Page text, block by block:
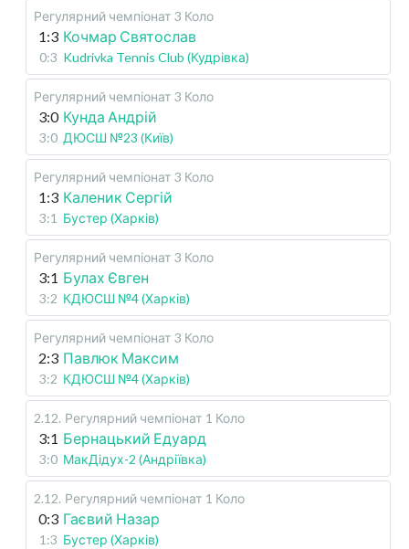
Регулярний чемпіонат 3 Коло
1:3 Кочмар Святослав
0:3 Kudrivka Tennis Club (Кудрівка)
Регулярний чемпіонат 3 Коло
3:0 Кунда Андрій
3:0 ДЮСШ №23 (Київ)
Регулярний чемпіонат 3 Коло
1:3 Каленик Сергій
3:1 Бустер (Харків)
Регулярний чемпіонат 3 Коло
3:1 Булах Євген
3:2 КДЮСШ №4 (Харків)
Регулярний чемпіонат 3 Коло
2:3 Павлюк Максим
3:2 КДЮСШ №4 (Харків)
2.12. Регулярний чемпіонат 1 Коло
3:1 Бернацький Едуард
3:0 МакДідух-2 (Андріївка)
2.12. Регулярний чемпіонат 1 Коло
0:3 Гаєвий Назар
1:3 Бустер (Харків)